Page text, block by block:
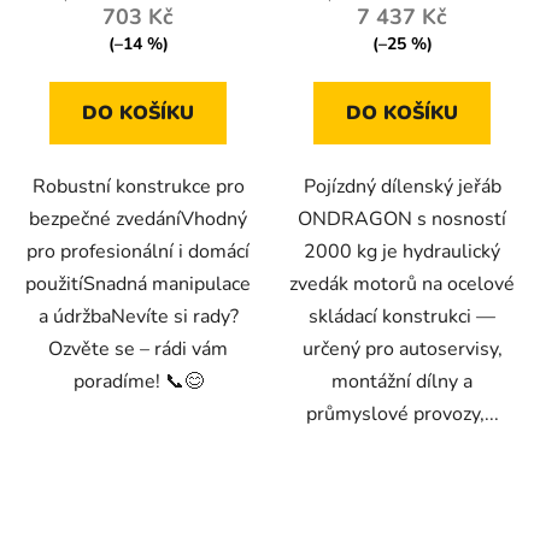
703 Kč
(–14 %)
DO KOŠÍKU
Robustní konstrukce pro
bezpečné zvedáníVhodný
pro profesionální i domácí
použitíSnadná manipulace
a údržbaNevíte si rady?
Ozvěte se – rádi vám
poradíme! 📞😊
7 437 Kč
(–25 %)
DO KOŠÍKU
Pojízdný dílenský jeřáb
ONDRAGON s nosností
2000 kg je hydraulický
zvedák motorů na ocelové
skládací konstrukci —
určený pro autoservisy,
montážní dílny a
průmyslové provozy,...